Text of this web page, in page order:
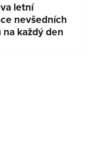
letní
nevšedních
každý den